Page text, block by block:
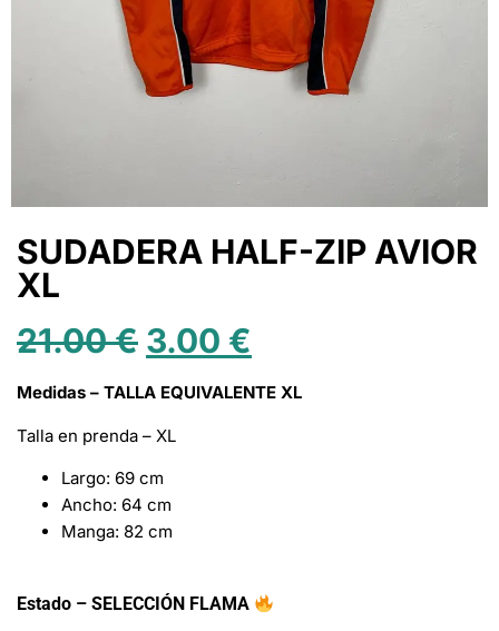
SUDADERA HALF-ZIP AVIOR
XL
21.00€ 3.00 €
Medidas – TALLA EQUIVALENTE XL
Talla en prenda – XL
Largo: 69 cm
Ancho: 64 cm
Manga: 82 cm
Estado – SELECCIÓN FLAMA